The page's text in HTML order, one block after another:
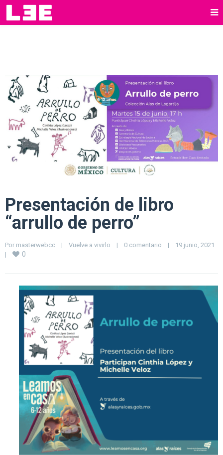
Presentación de libro
“arrullo de perro”
Por masterwebcc | Vuelve a vivirlo | 0 comentario |
|
0